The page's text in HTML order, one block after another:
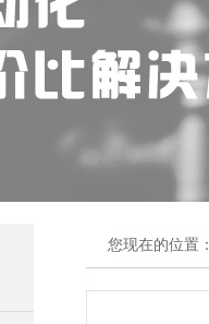
您现在的位置：